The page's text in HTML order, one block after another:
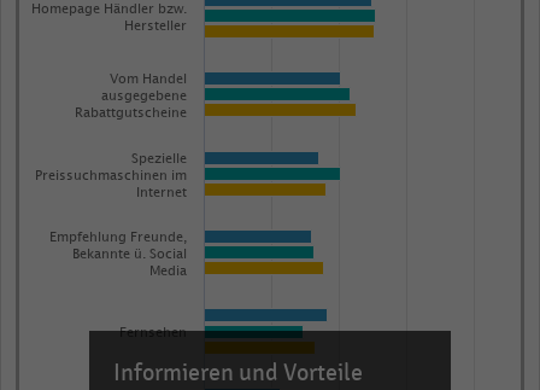
20
chart
1
displaying
Homepage Händler bzw.
Hersteller
Vom Handel
ausgegebene
Rabattgutscheine
Spezielle
Preissuchmaschinen im
Internet
Empfehlung Freunde,
Bekannte ü. Social
Media
Fernsehen
Informieren und Vorteile